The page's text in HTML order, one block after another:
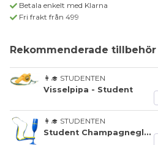
Betala enkelt med Klarna
Fri frakt från 499
Rekommenderade tillbehör
👩‍🎓 STUDENTEN
Visselpipa - Student
👩‍🎓 STUDENTEN
Student Champagneglas